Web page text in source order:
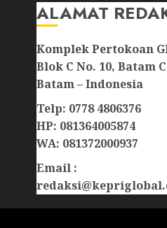
ALAMAT
Komplek Pertokoan
Blok C No. 10, Batam
Batam – Indonesia
Telp: 0778 4806376
HP: 081364005874
WA: 081372000937
Email :